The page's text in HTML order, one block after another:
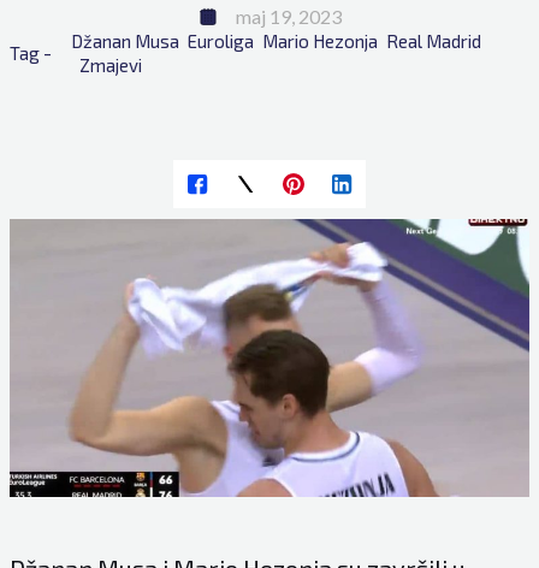
maj 19, 2023
Džanan Musa Euroliga Mario Hezonja Real Madrid
Zmajevi